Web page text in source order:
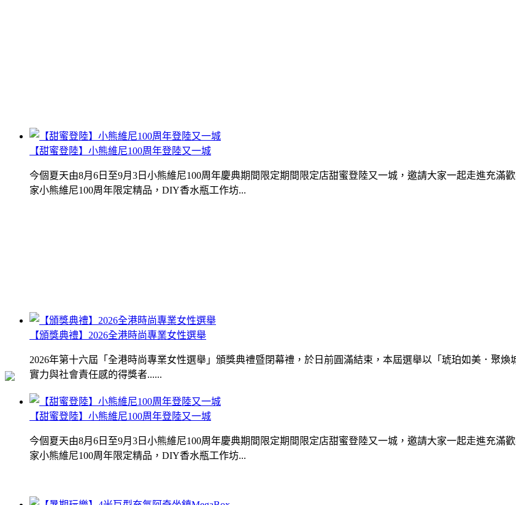
【甜蜜登陸】小熊維尼100周年登陸又一城
今個夏天由8月6日至9月3日小熊維尼100周年慶典期間限定期間限定店甜蜜登陸又一城，邀請大家一起走進充
家小熊維尼100周年限定精品，DIY香水瓶工作坊...
【頒獎典禮】2026全港時尚專業女性選舉
2026年第十六屆「全港時尚專業女性選舉」頒獎典禮暨閉幕禮，於日前圓滿結束，本屆選舉以「琥珀如美．聚
實力與社會責任感的得獎者......
【甜蜜登陸】小熊維尼100周年登陸又一城
今個夏天由8月6日至9月3日小熊維尼100周年慶典期間限定期間限定店甜蜜登陸又一城，邀請大家一起走進充
家小熊維尼100周年限定精品，DIY香水瓶工作坊...